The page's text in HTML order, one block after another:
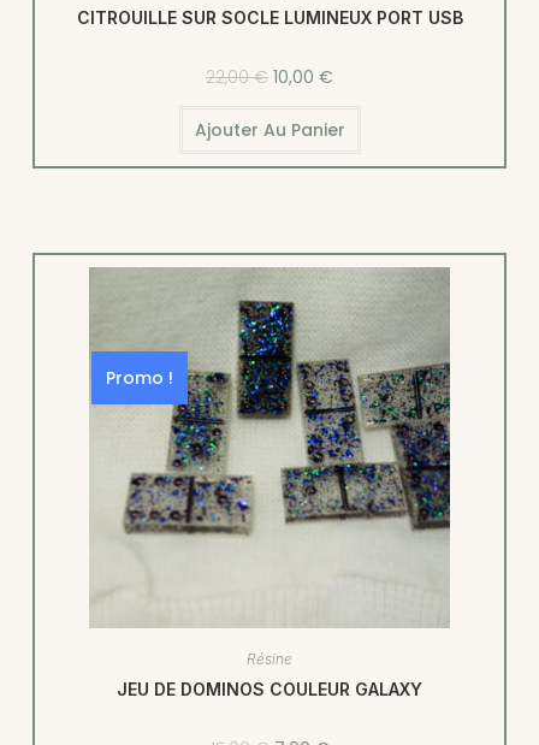
CITROUILLE SUR SOCLE LUMINEUX PORT USB
22,00€ 10,00 €
Ajouter Au Panier
Promo !
Résine
JEU DE DOMINOS COULEUR GALAXY